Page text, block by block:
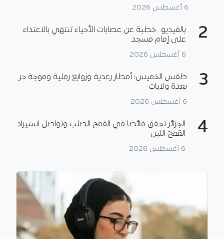
6 أغسطس 2026
2
بالفيديو.. خطبة عن عصابات الأحياء تنتهي بالاعتداء
على إمام مسجد
6 أغسطس 2026
3
طقس الخميس: أمطار رعدية وزوابع رملية وموجة حر
بعدة ولايات
6 أغسطس 2026
4
الجزائر تحقق فائضا في القمح الصلب وتواصل استيراد
القمح اللين
6 أغسطس 2026